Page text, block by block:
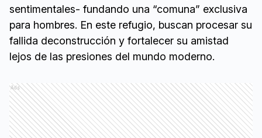
sentimentales- fundando una “comuna” exclusiva
para hombres. En este refugio, buscan procesar su
fallida deconstrucción y fortalecer su amistad
lejos de las presiones del mundo moderno.
Ads